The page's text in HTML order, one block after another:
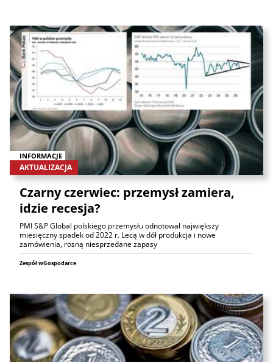
INFORMACJE
AKTUALIZACJA
Czarny czerwiec: przemysł zamiera,
idzie recesja?
PMI S&P Global polskiego przemysłu odnotował największy
miesięczny spadek od 2022 r. Lecą w dół produkcja i nowe
zamówienia, rosną niesprzedane zapasy
Zespół wGospodarce